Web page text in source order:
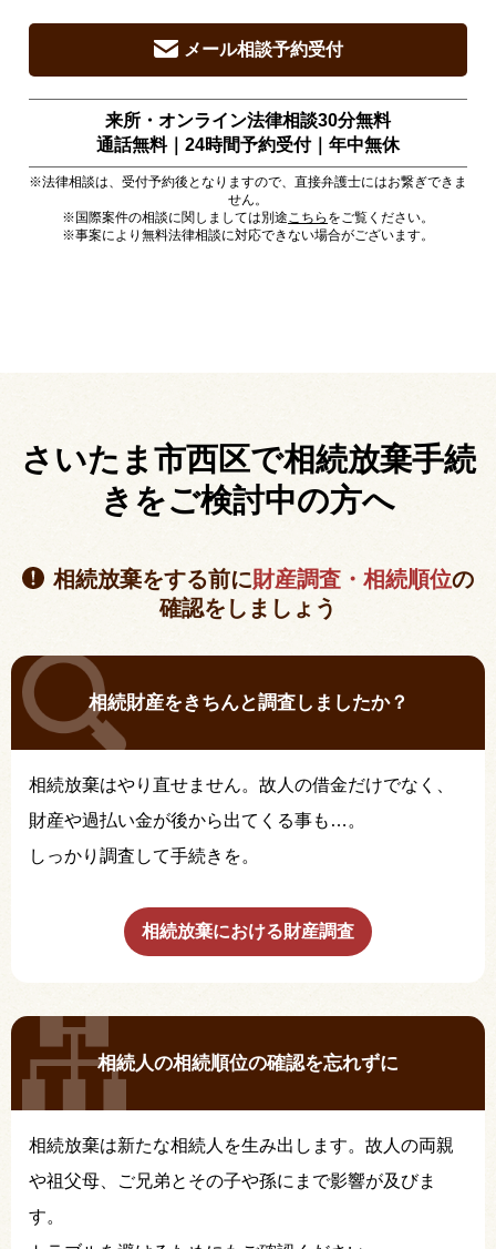
メール相談予約受付
来所・オンライン法律相談30分無料
通話無料｜24時間予約受付｜ 年中無休
※法律相談は、受付予約後となりますので、直接弁護士にはお繋ぎできま
せん。
※国際案件の相談に関しましては別途こちら をご覧ください。
※事案により無料法律相談に対応できない場合がございます。
さいたま市西区で相続放棄手続
きをご検討中の方へ
相続放棄をする前に財産調査・相続順位の
確認をしましょう
相続財産をきちんと調査しましたか？
相続放棄はやり直せません。故人の借金だけでなく、
財産や過払い金が後から出てくる事も…。
しっかり調査して手続きを。
相続放棄における財産調査
相続人の相続順位の確認を忘れずに
相続放棄は新たな相続人を生み出します。故人の両親
や祖父母、ご兄弟とその子や孫にまで影響が及びま
す。